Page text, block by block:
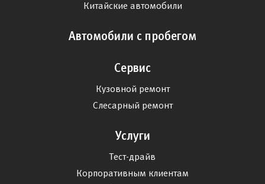
Китайские автомобили
Автомобили с пробегом
Сервис
Кузовной ремонт
Слесарный ремонт
Услуги
Тест-драйв
Корпоративным клиентам